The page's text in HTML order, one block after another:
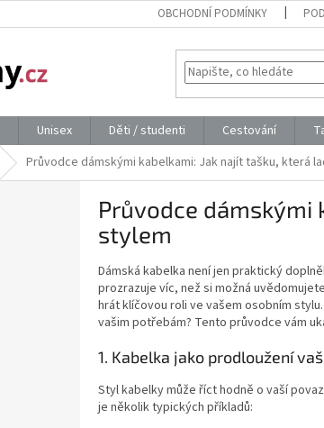
OBCHODNÍ PODMÍNKY
Unisex Děti / studenti Cestování
Průvodce dámskými kabelkami: Jak najít tašku, která
Průvodce dámskými
stylem
Dámská kabelka není jen praktický
prozrazuje víc, než si možná
hrát klíčovou roli ve vašem osobním
vašim potřebám? Tento průvodce vám
1. Kabelka jako prodloužení
Styl kabelky může říct hodně o vaší
je několik typických příkladů: